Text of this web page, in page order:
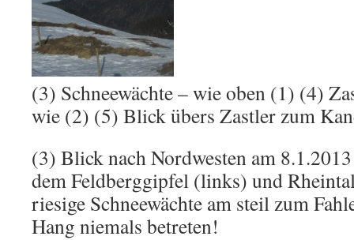
(3) Schneewächte – wie oben (1) (4)
wie (2) (5) Blick übers Zastler zum
(3) Blick nach Nordwesten am
dem Feldberggipfel (links) und
riesige Schneewächte am steil zum
Hang niemals betreten!